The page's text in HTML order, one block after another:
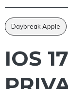
Daybreak Apple
IOS